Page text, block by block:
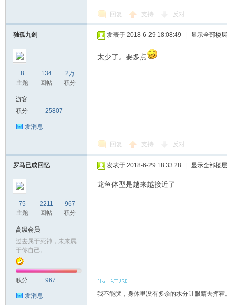
回复 支持 反对
独孤九剑
8
主题
134
回帖
2万
积分
游客
积分
25807
发消息
发表于 2018-6-29 18:08:49 显示全部楼层
太少了。要多点
回复 支持 反对
罗马已成回忆
75
主题
2211
回帖
967
积分
高级会员
过去属于死神，未来属
于你自己。
积分 967
发消息
发表于 2018-6-29 18:33:28 显示全部楼层
龙鱼体型是越来越接近了
我不能哭，身体里没有多余的水分让眼睛去挥霍